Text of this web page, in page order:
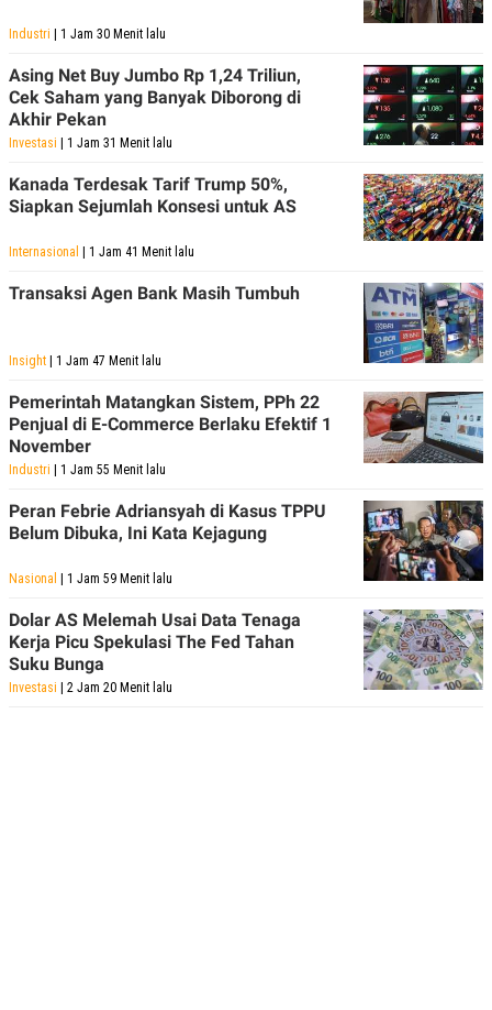
Industri | 1 Jam 30 Menit lalu
Asing Net Buy Jumbo Rp 1,24 Triliun,
Cek Saham yang Banyak Diborong di
Akhir Pekan
Investasi | 1 Jam 31 Menit lalu
Kanada Terdesak Tarif Trump 50%,
Siapkan Sejumlah Konsesi untuk AS
Internasional | 1 Jam 41 Menit lalu
Transaksi Agen Bank Masih Tumbuh
Insight | 1 Jam 47 Menit lalu
Pemerintah Matangkan Sistem, PPh 22
Penjual di E-Commerce Berlaku Efektif 1
November
Industri | 1 Jam 55 Menit lalu
Peran Febrie Adriansyah di Kasus TPPU
Belum Dibuka, Ini Kata Kejagung
Nasional | 1 Jam 59 Menit lalu
Dolar AS Melemah Usai Data Tenaga
Kerja Picu Spekulasi The Fed Tahan
Suku Bunga
Investasi | 2 Jam 20 Menit lalu